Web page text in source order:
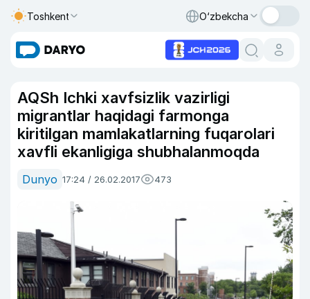
Toshkent O‘zbekcha
AQSh Ichki xavfsizlik vazirligi
migrantlar haqidagi farmonga
kiritilgan mamlakatlarning fuqarolari
xavfli ekanligiga shubhalanmoqda
Dunyo 17:24 / 26.02.2017 473